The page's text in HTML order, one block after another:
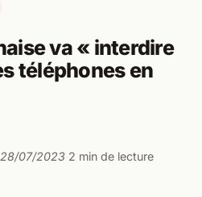
va « interdire
téléphones en
07/2023· 2 min de lecture